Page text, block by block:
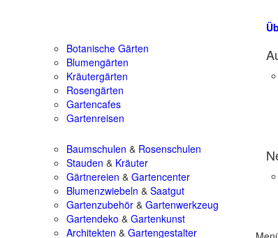
Botanische Gärten
Blumengärten
Kräutergärten
Rosengärten
Gartencafes
Gartenreisen
Baumschulen & Rosenschulen
Stauden & Kräuter
Gärtnereien & Gartencenter
Blumenzwiebeln & Saatgut
Gartenzubehör & Gartenwerkzeug
Gartendeko & Gartenkunst
Architekten & Gartengestalter